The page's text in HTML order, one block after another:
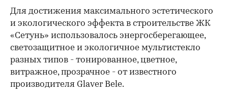
Для достижения максимального эстетического
и экологического эффекта в строительстве ЖК
«Сетунь» использовалось энергосберегающее,
светозащитное и экологичное мультистекло
разных типов - тонированное, цветное,
витражное, прозрачное - от известного
производителя Glaver Bele.